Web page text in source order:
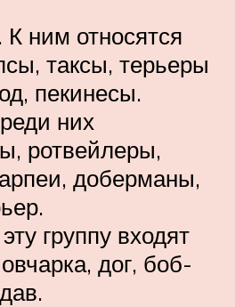
ним относятся
таксы, терьеры
пекинесы.
них
ротвейлеры,
доберманы,
группу входят
дог, боб-